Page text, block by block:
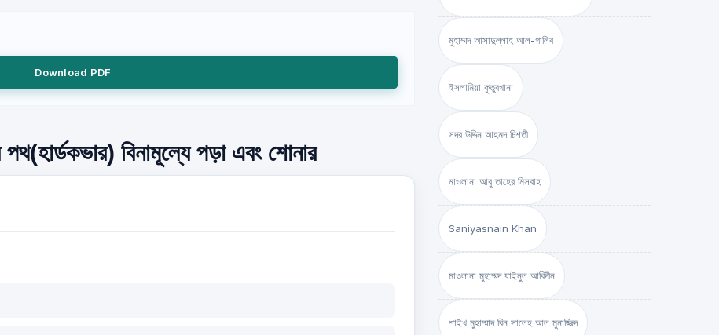
Download PDF
বিনামূল্যে পড়া এবং শোনার
মুহাম্মদ আসাদুল্লাহ আল-গালিব
ইসলামিয়া কুতুবখানা
সদর উদ্দিন আহমদ চিশতী
মাওলানা আবু তাহের মিসবাহ
Saniyasnain Khan
মাওলানা মুহাম্মদ যাইনুল আবিদীন
শাইখ মুহাম্মাদ বিন সালেহ আল মুনাজ্জিদ